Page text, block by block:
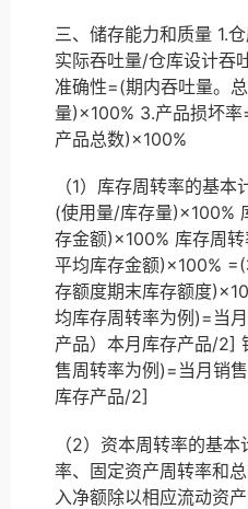
三、储存能力和质量 1.
实际吞吐量/仓库设计吞
准确性=(期内吞吐量。
量)×100% 3.产品损坏
产品总数)×100%
（1）库存周转率的基
(使用量/库存量)×100%
存金额)×100% 库存周
平均库存金额)×100%
存额度期末库存额度
均库存周转率为例)=当
产品）本月库存产品/2]
售周转率为例)=当月销
库存产品/2]
（2）资本周转率的基
率、固定资产周转率和
入净额除以相应流动资